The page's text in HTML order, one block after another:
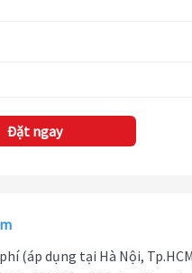
Đặt ngay
(áp dụng tại Hà Nội,